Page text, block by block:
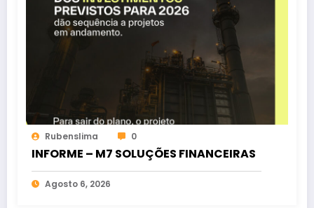
Rubenslima 0
INFORME – M7 SOLUÇÕES FINANCEIRAS
Agosto 6, 2026